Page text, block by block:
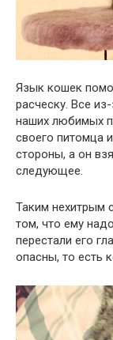
Язык кошек
расческу. Все
наших любимых
своего питомца
стороны, а он
следующее.
Таким нехитрым
том, что ему
перестали его
опасны, то есть